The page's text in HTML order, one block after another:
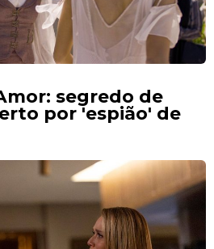
segredo de
por 'espião' de